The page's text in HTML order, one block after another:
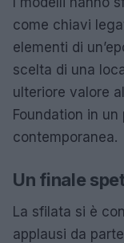
come chiavi
elementi di
scelta di una
ulteriore valore
Foundation in
contemporanea.
Un finale
La sfilata si è
applausi da